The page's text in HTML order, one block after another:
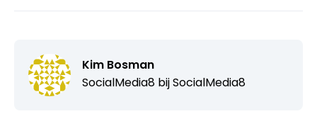
Kim Bosman
SocialMedia8 bijSocialMedia8